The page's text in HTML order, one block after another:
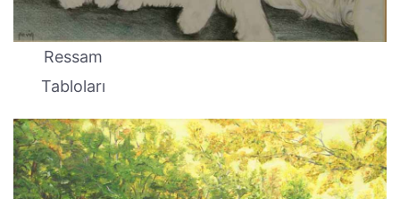
Ressam
Tabloları